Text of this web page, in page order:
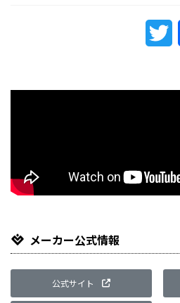
メーカー公式情報
公式サイト